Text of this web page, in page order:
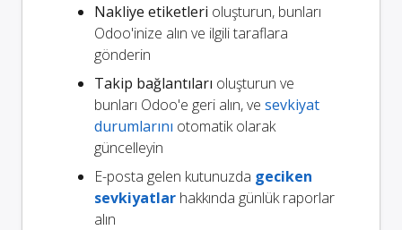
Nakliye etiketleri oluşturun, bunları
Odoo'inize alın ve ilgili taraflara
gönderin
Takip bağlantıları oluşturun ve
bunları Odoo'e geri alın, ve sevkiyat
durumlarını otomatik olarak
güncelleyin
E-posta gelen kutunuzda geciken
sevkiyatlar hakkında günlük raporlar
alın